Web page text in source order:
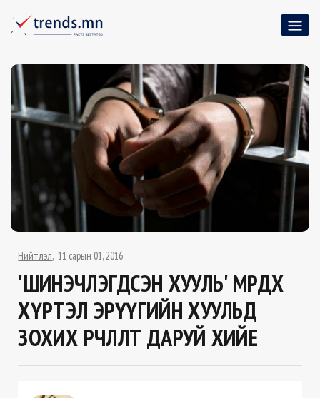
Нийтлэл 11 сарын 01, 2016
'ШИНЭЧЛЭГДСЭН ХУУЛЬ' МӨРДӨХ
ХҮРТЭЛ ЭРҮҮГИЙН ХУУЛЬД
ЗОХИХ ӨӨРЧЛӨЛТ ДАРУЙ ХИЙЕ